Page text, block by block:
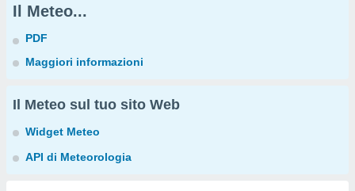
Il Meteo...
PDF
Maggiori informazioni
Il Meteo sul tuo sito Web
Widget Meteo
API di Meteorologia